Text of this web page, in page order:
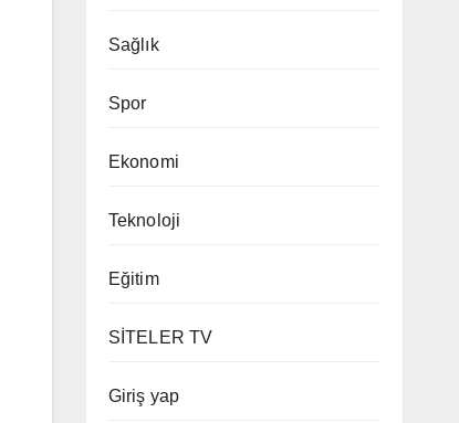
Sağlık
Spor
Ekonomi
Teknoloji
Eğitim
SİTELER TV
Giriş yap